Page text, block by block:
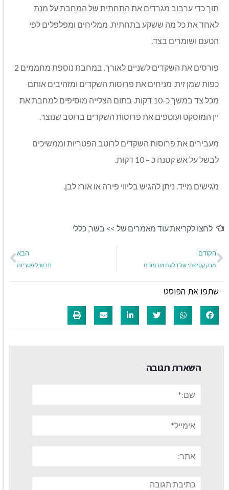
תוך כדי ערבוב מגרדים את התחתית של המחבת על מנת
לאחד את כל מה ששקע בתחתית. ממליחים ומפלפלים לפי
הטעם ושומרים בצד.
פורסים את השקדים לשניים לאורך. במחבת נוספת מחממים 2
כפות שמן זית. מניחים את פרוסות השקדים ומזהיבים אותם
מכל צד במשך כ-10 דקות. בתום הצלייה מוסיפים למחבת את
יין המוסקט ועוטפים את פרוסות השקדים ברוטב שנוצר.
מעבירים את פרוסות השקדים לרוטב הפטריות וממשיכים
לבשל על אש קטנה כ – 10 דקות.
מגישים מייד. ניתן להגיש בליווי פירה או אורז לבן.
לחצו לקריאת עוד מאמרים של >> בשר,כללי
הקודם
מרק קטיפתי של דלעת וערמונים
הבא
תבשיל פטריות
שתפו את הפוסט
השארת תגובה
תגובה